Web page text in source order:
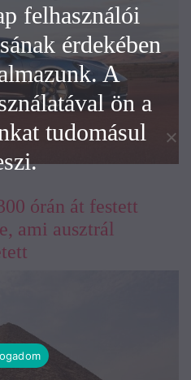
órán át festett
ami ausztrál
felhasználói
érdekében
A
ön a
tudomásul